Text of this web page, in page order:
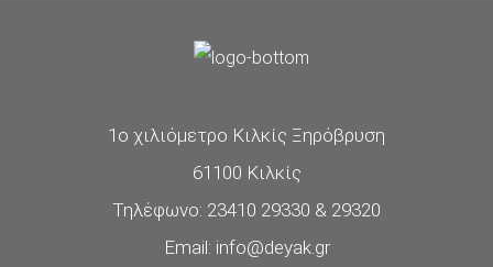
1ο χιλιόμετρο Κιλκίς Ξηρόβρυση
61100 Κιλκίς
Τηλέφωνο: 23410 29330 & 29320
Email: info@deyak.gr